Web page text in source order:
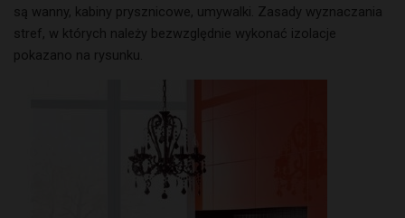
są wanny, kabiny prysznicowe, umywalki. Zasady wyznaczania
stref, w których należy bezwzględnie wykonać izolacje
pokazano na rysunku.